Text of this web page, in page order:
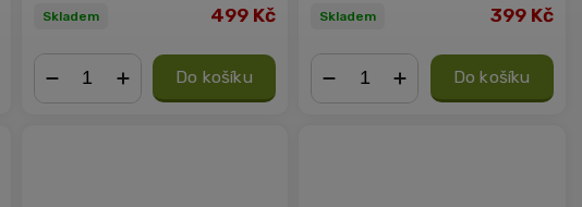
Skladem 499 Kč
Do košíku
Skladem 399 Kč
Do košíku